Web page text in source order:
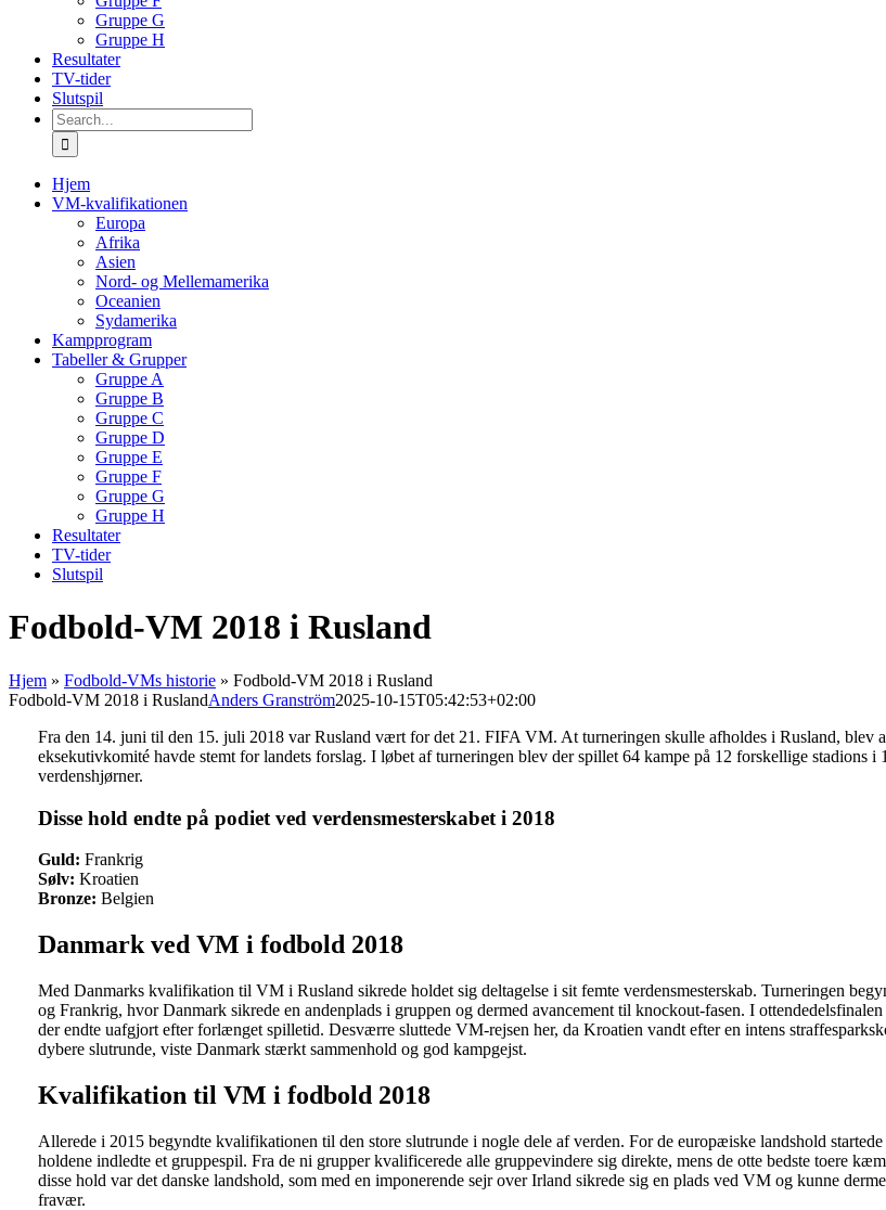
Gruppe G
Gruppe H
Resultater
TV-tider
Slutspil
Search
for:
Hjem
VM-kvalifikationen
Europa
Afrika
Asien
Nord- og Mellemamerika
Oceanien
Sydamerika
Kampprogram
Tabeller & Grupper
Gruppe A
Gruppe B
Gruppe C
Gruppe D
Gruppe E
Gruppe F
Gruppe G
Gruppe H
Resultater
TV-tider
Slutspil
Fodbold-VM 2018 i Rusland
Hjem » Fodbold-VMs historie » Fodbold-VM 2018 i Rusland
Fodbold-VM 2018 i RuslandAnders Granström2025-10-15T05:42:53+02:00
Fra den 14. juni til den 15. juli 2018 var Rusland vært for det 21. FIFA VM. At turneringen skulle afholdes i Rusland, blev
eksekutivkomité havde stemt for landets forslag. I løbet af turneringen blev der spillet 64 kampe på 12 forskellige stadions
verdenshjørner.
Disse hold endte på podiet ved verdensmesterskabet i 2018
Guld: Frankrig
Sølv: Kroatien
Bronze: Belgien
Danmark ved VM i fodbold 2018
Med Danmarks kvalifikation til VM i Rusland sikrede holdet sig deltagelse i sit femte verdensmesterskab. Turneringen
og Frankrig, hvor Danmark sikrede en andenplads i gruppen og dermed avancement til knockout-fasen. I
der endte uafgjort efter forlænget spilletid. Desværre sluttede VM-rejsen her, da Kroatien vandt efter en intens
dybere slutrunde, viste Danmark stærkt sammenhold og god kampgejst.
Kvalifikation til VM i fodbold 2018
Allerede i 2015 begyndte kvalifikationen til den store slutrunde i nogle dele af verden. For de europæiske landshold
holdene indledte et gruppespil. Fra de ni grupper kvalificerede alle gruppevindere sig direkte, mens de otte bedste toere
disse hold var det danske landshold, som med en imponerende sejr over Irland sikrede sig en plads ved VM og kunne
fravær.